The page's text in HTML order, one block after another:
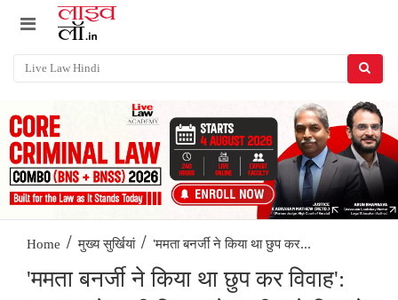
Home / मुख्य सुर्खियां / 'ममता बनर्जी ने किया था छुप कर...
'ममता बनर्जी ने किया था छुप कर विवाह':